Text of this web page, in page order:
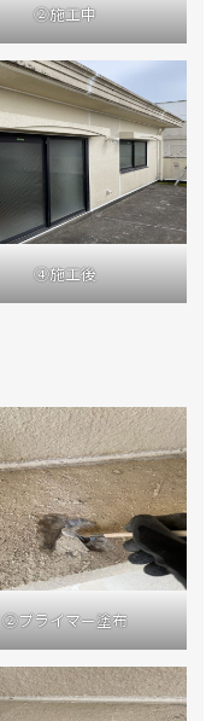
②施工中
④施工後
②プライマー塗布